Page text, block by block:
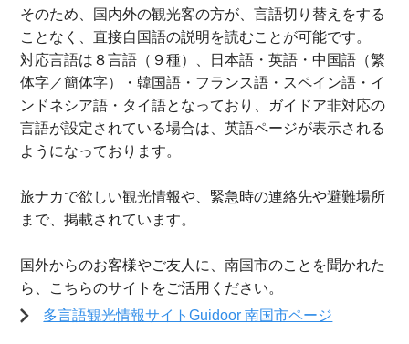
そのため、国内外の観光客の方が、言語切り替えをする
ことなく、直接自国語の説明を読むことが可能です。
対応言語は８言語（９種）、日本語・英語・中国語（繁
体字／簡体字）・韓国語・フランス語・スペイン語・イ
ンドネシア語・タイ語となっており、ガイドア非対応の
言語が設定されている場合は、英語ページが表示される
ようになっております。
旅ナカで欲しい観光情報や、緊急時の連絡先や避難場所
まで、掲載されています。
国外からのお客様やご友人に、南国市のことを聞かれた
ら、こちらのサイトをご活用ください。
多言語観光情報サイトGuidoor 南国市ページ